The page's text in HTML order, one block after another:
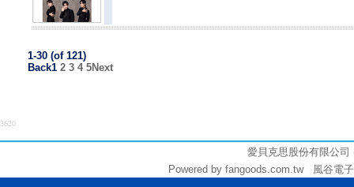
1-30 (of 121)
Back1 2 3 4 5Next
3620
愛貝克思股份有限公
Powered by fangoods.com.tw 風谷電子商